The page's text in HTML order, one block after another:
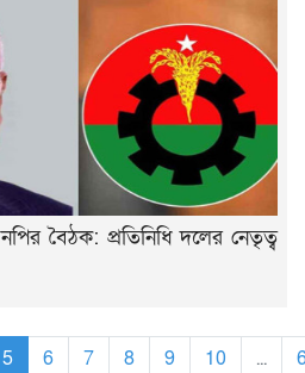
বৈঠক: প্রতিনিধি দলের নেতৃত্ব
5 6 7 8 9 10 ...